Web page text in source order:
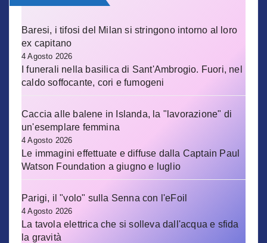
Baresi, i tifosi del Milan si stringono intorno al loro
ex capitano
4 Agosto 2026
I funerali nella basilica di Sant'Ambrogio. Fuori, nel
caldo soffocante, cori e fumogeni
Caccia alle balene in Islanda, la "lavorazione" di
un'esemplare femmina
4 Agosto 2026
Le immagini effettuate e diffuse dalla Captain Paul
Watson Foundation a giugno e luglio
Parigi, il "volo" sulla Senna con l'eFoil
4 Agosto 2026
La tavola elettrica che si solleva dall'acqua e sfida
la gravità